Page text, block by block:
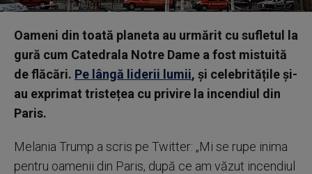
Oameni din toată planeta au urmărit cu sufletul la
gură cum Catedrala Notre Dame a fost mistuită
de flăcări. Pe lângă liderii lumii, și celebritățile și-
au exprimat tristețea cu privire la incendiul din
Paris.
Melania Trump a scris pe Twitter: „Mi se rupe inima
pentru oamenii din Paris, după ce am văzut incendiul